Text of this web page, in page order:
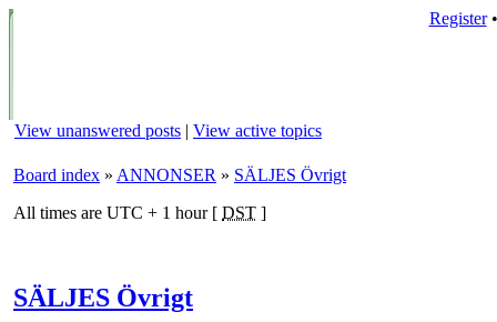
Register
View unanswered posts | View active topics
Board index » ANNONSER » SÄLJES Övrigt
All times are UTC + 1 hour [ DST ]
SÄLJES Övrigt